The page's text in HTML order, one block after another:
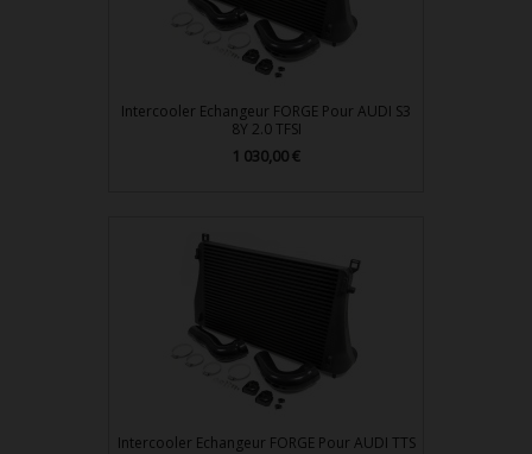
Intercooler Echangeur FORGE Pour AUDI S3
8Y 2.0 TFSI
Prix
1 030,00 €
Intercooler Echangeur FORGE Pour AUDI TTS